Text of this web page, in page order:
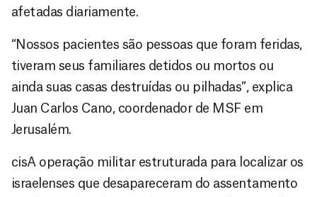
afetadas diariamente.
“Nossos pacientes são pessoas que foram feridas,
tiveram seus familiares detidos ou mortos ou
ainda suas casas destruídas ou pilhadas”, explica
Juan Carlos Cano, coordenador de MSF em
Jerusalém.
cisA operação militar estruturada para localizar os
israelenses que desapareceram do assentamento